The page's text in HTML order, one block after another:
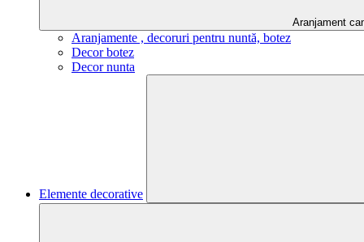
Aranjament
Aranjamente , decoruri pentru nuntă, botez
Decor botez
Decor nunta
Elemente decorative